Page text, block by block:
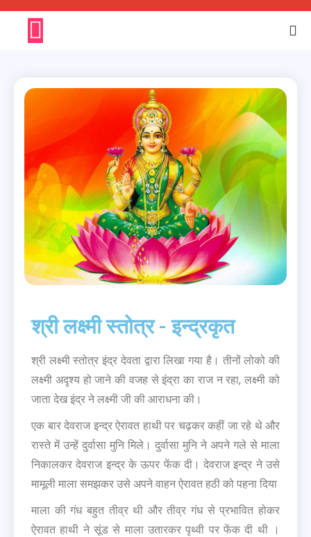
श्री लक्ष्मी स्तोत्र - इन्द्रकृत
श्री लक्ष्मी स्तोत्र इंद्र देवता द्वारा लिखा गया है। तीनों लोको की
लक्ष्मी अदृश्य हो जाने की वजह से इंद्रा का राज न रहा, लक्ष्मी को
जाता देख इंद्र ने लक्ष्मी जी की आराधना की।
एक बार देवराज इन्द्र ऐरावत हाथी पर चढ़कर कहीं जा रहे थे और
रास्ते में उन्हें दुर्वासा मुनि मिले। दुर्वासा मुनि ने अपने गले से माला
निकालकर देवराज इन्द्र के ऊपर फेंक दी। देवराज इन्द्र ने उसे
मामूली माला समझकर उसे अपने वाहन ऐरावत हठी को पहना दिया
माला की गंध बहुत तीव्र थी और तीव्र गंध से प्रभावित होकर
ऐरावत हाथी ने सूंड से माला उतारकर पृथ्वी पर फेंक दी थी ।